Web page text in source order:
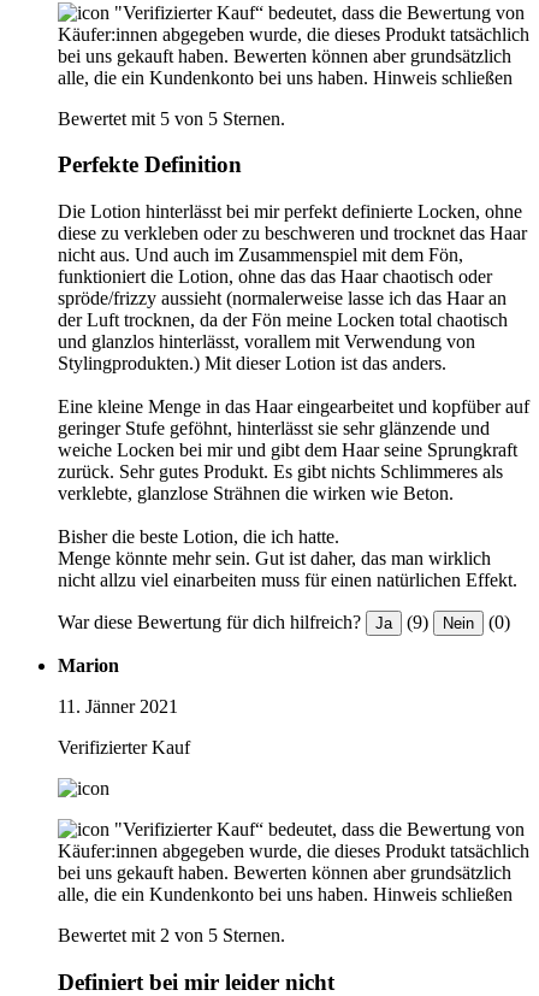
"Verifizierter Kauf“ bedeutet, dass die Bewertung von
Käufer:innen abgegeben wurde, die dieses Produkt tatsächlich
bei uns gekauft haben. Bewerten können aber grundsätzlich
alle, die ein Kundenkonto bei uns haben. Hinweis schließen
Bewertet mit 5 von 5 Sternen.
Perfekte Definition
Die Lotion hinterlässt bei mir perfekt definierte Locken, ohne
diese zu verkleben oder zu beschweren und trocknet das Haar
nicht aus. Und auch im Zusammenspiel mit dem Fön,
funktioniert die Lotion, ohne das das Haar chaotisch oder
spröde/frizzy aussieht (normalerweise lasse ich das Haar an
der Luft trocknen, da der Fön meine Locken total chaotisch
und glanzlos hinterlässt, vorallem mit Verwendung von
Stylingprodukten.) Mit dieser Lotion ist das anders.
Eine kleine Menge in das Haar eingearbeitet und kopfüber auf
geringer Stufe geföhnt, hinterlässt sie sehr glänzende und
weiche Locken bei mir und gibt dem Haar seine Sprungkraft
zurück. Sehr gutes Produkt. Es gibt nichts Schlimmeres als
verklebte, glanzlose Strähnen die wirken wie Beton.
Bisher die beste Lotion, die ich hatte.
Menge könnte mehr sein. Gut ist daher, das man wirklich
nicht allzu viel einarbeiten muss für einen natürlichen Effekt.
War diese Bewertung für dich hilfreich? Ja (9) Nein (0)
Marion
11. Jänner 2021
Verifizierter Kauf
"Verifizierter Kauf“ bedeutet, dass die Bewertung von
Käufer:innen abgegeben wurde, die dieses Produkt tatsächlich
bei uns gekauft haben. Bewerten können aber grundsätzlich
alle, die ein Kundenkonto bei uns haben. Hinweis schließen
Bewertet mit 2 von 5 Sternen.
Definiert bei mir leider nicht